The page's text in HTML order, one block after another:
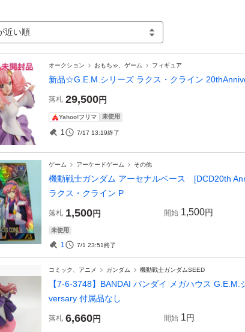
近い順
オークション おもちゃ、ゲーム フィギュア
新品☆G.E.M.シリーズ ラクス・クライン
落札 29,500円
Yahoo!フリマ 未使用
1 7/17 13:19終了
ゲーム アーケードゲーム その他
機動戦士ガンダム アーセナルベース [DCD20th
ラクス・クライン P
落札 1,500円 開始 1,500円
未使用
1 7/1 23:51終了
コミック、アニメ ガンダム 機動戦士ガンダムSEED
【7-6-3748】BANDAI バンダイ メガハウス
versary 付属品なし
落札 6,660円 開始 1円